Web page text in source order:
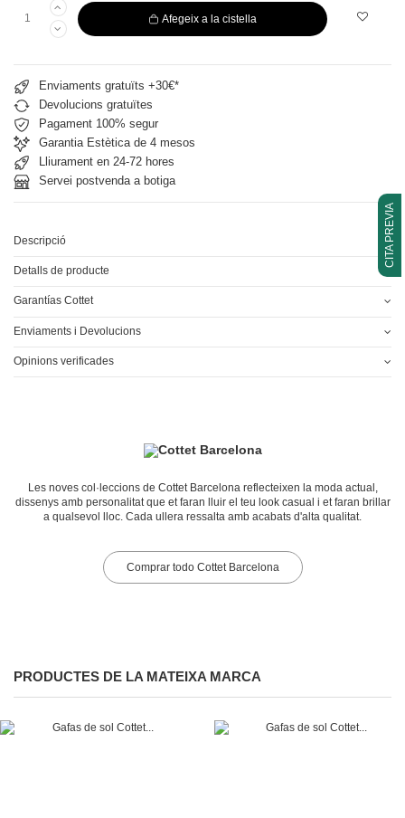
CITA PREVIA
Afegeix a la cistella
Enviaments gratuïts +30€*
Devolucions gratuïtes
Pagament 100% segur
Garantia Estètica de 4 mesos
Lliurament en 24-72 hores
Servei postvenda a botiga
Descripció
Detalls de producte
Garantías Cottet
Enviaments i Devolucions
Opinions verificades
Les noves col·leccions de Cottet Barcelona reflecteixen la moda actual,
dissenys amb personalitat que et faran lluir el teu look casual i et faran brillar
a qualsevol lloc. Cada ullera ressalta amb acabats d'alta qualitat.
Comprar todo Cottet Barcelona
PRODUCTES DE LA MATEIXA MARCA